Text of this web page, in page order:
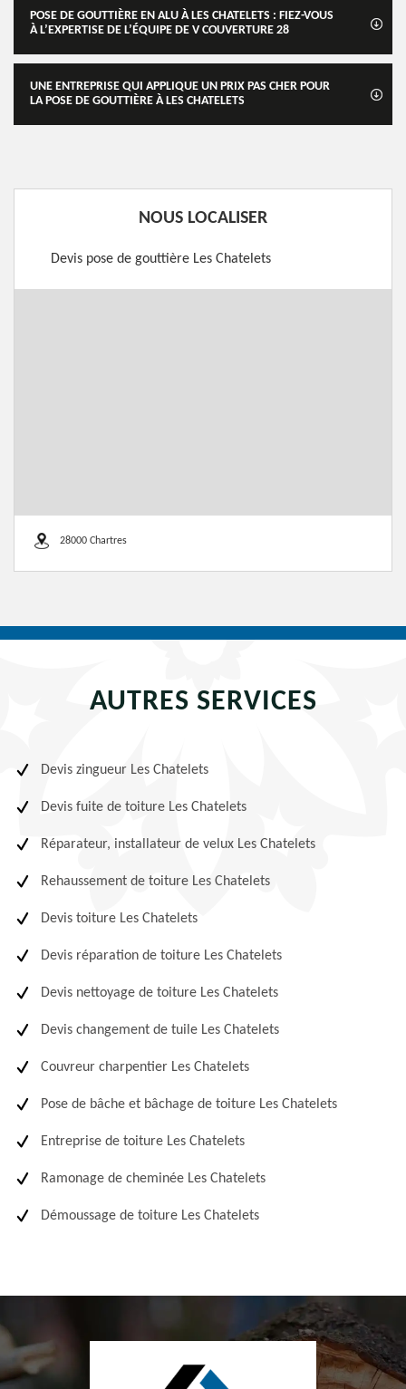
POSE DE GOUTTIÈRE EN ALU À LES CHATELETS : FIEZ-VOUS
À L’EXPERTISE DE L’ÉQUIPE DE V COUVERTURE 28
UNE ENTREPRISE QUI APPLIQUE UN PRIX PAS CHER POUR
LA POSE DE GOUTTIÈRE À LES CHATELETS
NOUS LOCALISER
Devis pose de gouttière Les Chatelets
28000 Chartres
AUTRES SERVICES
Devis zingueur Les Chatelets
Devis fuite de toiture Les Chatelets
Réparateur, installateur de velux Les Chatelets
Rehaussement de toiture Les Chatelets
Devis toiture Les Chatelets
Devis réparation de toiture Les Chatelets
Devis nettoyage de toiture Les Chatelets
Devis changement de tuile Les Chatelets
Couvreur charpentier Les Chatelets
Pose de bâche et bâchage de toiture Les Chatelets
Entreprise de toiture Les Chatelets
Ramonage de cheminée Les Chatelets
Démoussage de toiture Les Chatelets